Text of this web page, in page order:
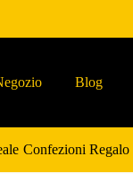
Blog
Confezioni Regalo